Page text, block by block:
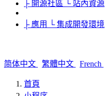
├ 開源社區 └ 站內資源
├ 應用 └ 集成開發環境
简体中文 繁體中文 French
首頁